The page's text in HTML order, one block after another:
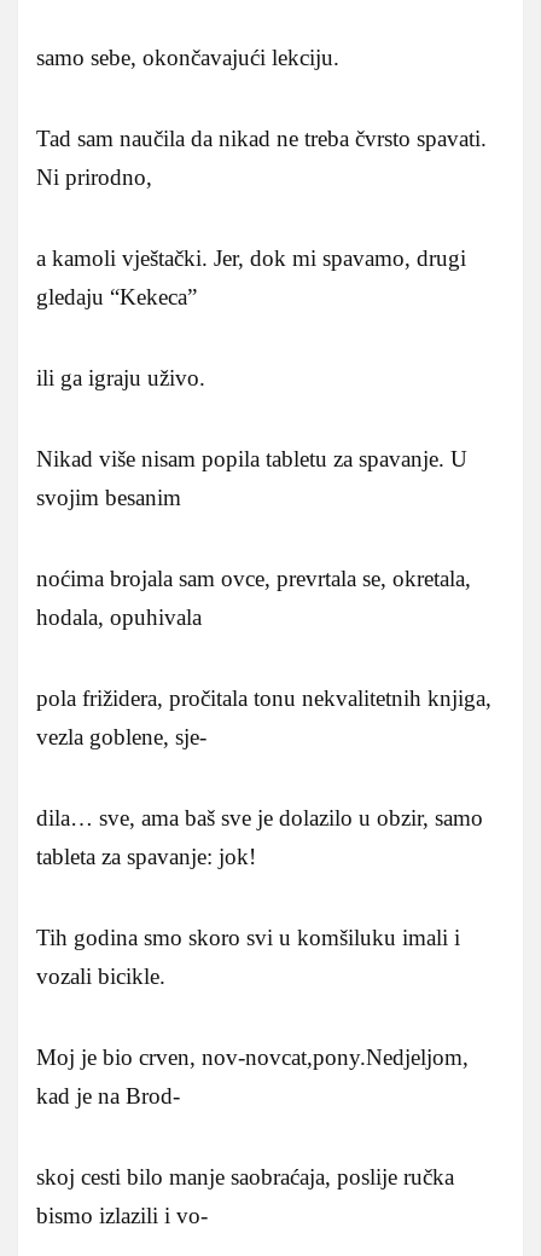
samo sebe, okončavajući lekciju.
Tad sam naučila da nikad ne treba čvrsto spavati.
Ni prirodno,
a kamoli vještački. Jer, dok mi spavamo, drugi
gledaju “Kekeca”
ili ga igraju uživo.
Nikad više nisam popila tabletu za spavanje. U
svojim besanim
noćima brojala sam ovce, prevrtala se, okretala,
hodala, opuhivala
pola frižidera, pročitala tonu nekvalitetnih knjiga,
vezla goblene, sje-
dila… sve, ama baš sve je dolazilo u obzir, samo
tableta za spavanje: jok!
Tih godina smo skoro svi u komšiluku imali i
vozali bicikle.
Moj je bio crven, nov-novcat,pony.Nedjeljom,
kad je na Brod-
skoj cesti bilo manje saobraćaja, poslije ručka
bismo izlazili i vo-